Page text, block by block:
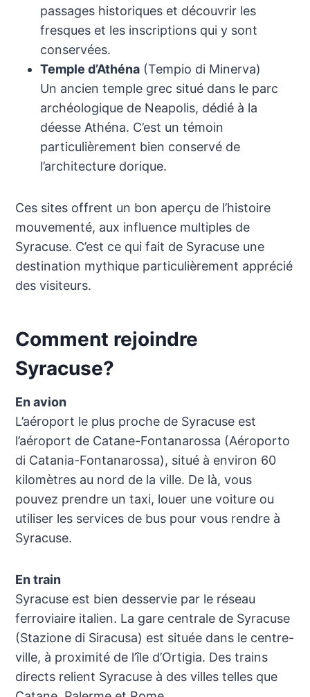
passages historiques et découvrir les
fresques et les inscriptions qui y sont
conservées.
Temple d’Athéna(Tempio di Minerva)
Un ancien temple grec situé dans le parc
archéologique de Neapolis, dédié à la
déesse Athéna. C’est un témoin
particulièrement bien conservé de
l’architecture dorique.
Ces sites offrent un bon aperçu de l’histoire
mouvementé, aux influence multiples de
Syracuse. C’est ce qui fait de Syracuse une
destination mythique particulièrement apprécié
des visiteurs.
Comment rejoindre
Syracuse?
En avion
L’aéroport le plus proche de Syracuse est
l’aéroport de Catane-Fontanarossa (Aéroporto
di Catania-Fontanarossa), situé à environ 60
kilomètres au nord de la ville. De là, vous
pouvez prendre un taxi, louer une voiture ou
utiliser les services de bus pour vous rendre à
Syracuse.
En train
Syracuse est bien desservie par le réseau
ferroviaire italien. La gare centrale de Syracuse
(Stazione di Siracusa) est située dans le centre-
ville, à proximité de l’île d’Ortigia. Des trains
directs relient Syracuse à des villes telles que